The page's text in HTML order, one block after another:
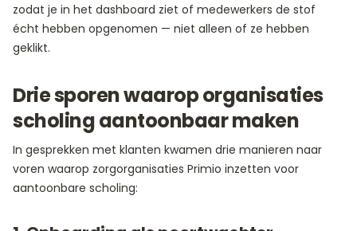
zodat je in het dashboard ziet of medewerkers de stof
écht hebben opgenomen — niet alleen of ze hebben
geklikt.
Drie sporen waarop organisaties
scholing aantoonbaar maken
In gesprekken met klanten kwamen drie manieren naar
voren waarop zorgorganisaties Primio inzetten voor
aantoonbare scholing: